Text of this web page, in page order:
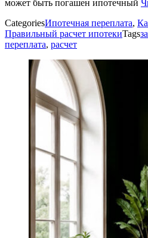
может быть погашен ипотечный
CategoriesИпотечная переплата,
Правильный расчет ипотекиTags
переплата, расчет